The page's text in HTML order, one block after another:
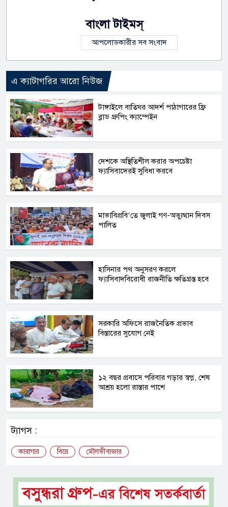
বাংলা টাইমস্
আপলোডকারীর সব সংবাদ
এ ক্যাটাগরির আরো নিউজ
টাঙ্গাইলে বাতিঘর আদর্শ পাঠাগারের ফ্রি
ব্লাড গ্রুপিং ক্যাম্পেইন
দেশকে অস্থিতিশীল করার অপচেষ্টা
ফ্যাসিবাদেরই সুবিধা করবে
মাভাবিপ্রবি’তে জুলাই গণ-অভ্যুত্থান দিবস
পালিত
হাসিনার পথ অনুসরণ করলে
ফ্যাসিবাদবিরোধী রাজনীতি ক্ষতিগ্রস্ত হবে
সরকারি অফিসে রাজনৈতিক প্রভাব
বিস্তারের সুযোগ নেই
১২ বছর প্রবাসে পরিবার গড়ার স্বপ্ন, শেষ
আশ্রয় হলো রাস্তার পাশে
ট্যাগস :
কারাগার বিয়ে মৌলভীবাজার